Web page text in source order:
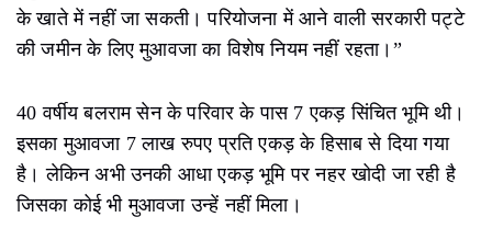
के खाते में नहीं जा सकती। परियोजना में आने वाली सरकारी पट्टे
की जमीन के लिए मुआवजा का विशेष नियम नहीं रहता।”
40 वर्षीय बलराम सेन के परिवार के पास 7 एकड़ सिंचित भूमि थी।
इसका मुआवजा 7 लाख रुपए प्रति एकड़ के हिसाब से दिया गया
है। लेकिन अभी उनकी आधा एकड़ भूमि पर नहर खोदी जा रही है
जिसका कोई भी मुआवजा उन्हें नहीं मिला।